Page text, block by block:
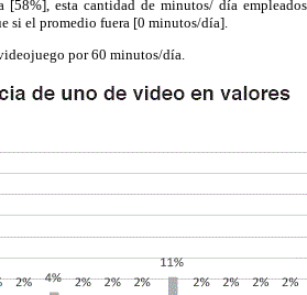
esta cantidad de minutos/ día
si el promedio fuera [0 minutos/día].
por 60 minutos/día.